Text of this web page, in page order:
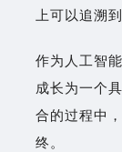
上可以追溯
作为人工智
成长为一个
合的过程中
终。